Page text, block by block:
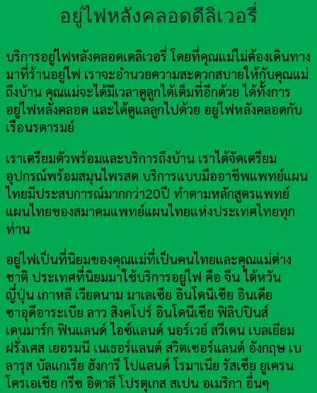
อยู่ไฟหลังคลอดดีลิเวอรี่
บริการอยู่ไฟหลังคลอดเดลิเวอรี่ โดยที่คุณแม่ไม่ต้องเดินทาง
มาที่ร้านอยู่ไฟ เราจะอำนวยความสะดวกสบายให้กับคุณแม่
ถึงบ้าน คุณแม่จะได้มีเวลาดูลูกได้เต็มที่อีกด้วย ได้ทั้งการ
อยู่ไฟหลังคลอด และได้ดูแลลูกไปด้วย อยู่ไฟหลังคลอดกับ
เรือนรดารมย์
เราเตรียมตัวพร้อมและบริการถึงบ้าน เราได้จัดเตรียม
อุปกรณ์พร้อมสมุนไพรสด บริการแบบมืออาชีพแพทย์แผน
ไทยมีประสบการณ์มากกว่า20ปี ทำตามหลักสูตรแพทย์
แผนไทยของสมาคมแพทย์แผนไทยแห่งประเทศไทยทุก
ท่าน
อยู่ไฟเป็นที่นิยมของคุณแม่ที่เป็นคนไทยและคุณแม่ต่าง
ชาติ ประเทศที่นิยมมาใช้บริการอยู่ไฟ คือ จีน ไต้หวัน
ญี่ปุ่น เกาหลี เวียดนาม มาเลเซีย อินโดนีเซีย อินเดีย
ซาอุดีอาระเบีย ลาว สิงคโปร์ อินโดนีเซีย ฟิลิปปินส์
เดนมาร์ก ฟินแลนด์ ไอซ์แลนด์ นอร์เวย์ สวีเดน เบลเยียม
ฝรั่งเศส เยอรมนี เนเธอร์แลนด์ สวิตเซอร์แลนด์ อังกฤษ เบ
ลารุส บัลแกเรีย ฮังการี โปแลนด์ โรมาเนีย รัสเซีย ยูเครน
โครเอเชีย กรีซ อิตาลี โปรตุเกส สเปน อเมริกา อื่นๆ